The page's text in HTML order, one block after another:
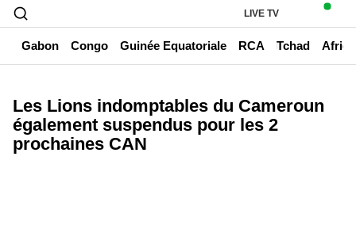
LIVE TV
Gabon Congo Guinée Equatoriale RCA Tchad
Les Lions indomptables du Cameroun
également suspendus pour les 2
prochaines CAN